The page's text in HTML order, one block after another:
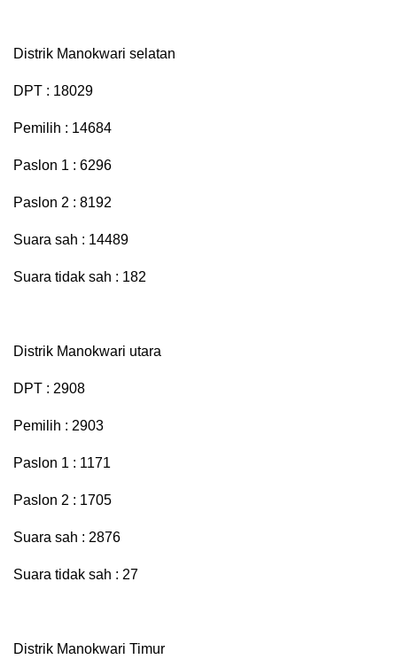
Distrik Manokwari selatan
DPT : 18029
Pemilih : 14684
Paslon 1 : 6296
Paslon 2 : 8192
Suara sah : 14489
Suara tidak sah : 182
Distrik Manokwari utara
DPT : 2908
Pemilih : 2903
Paslon 1 : 1171
Paslon 2 : 1705
Suara sah : 2876
Suara tidak sah : 27
Distrik Manokwari Timur